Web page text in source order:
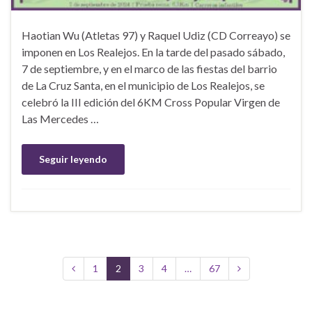
Haotian Wu (Atletas 97) y Raquel Udiz (CD Correayo) se
imponen en Los Realejos. En la tarde del pasado sábado,
7 de septiembre, y en el marco de las fiestas del barrio
de La Cruz Santa, en el municipio de Los Realejos, se
celebró la III edición del 6KM Cross Popular Virgen de
Las Mercedes …
Seguir leyendo
1 2 3 4 … 67